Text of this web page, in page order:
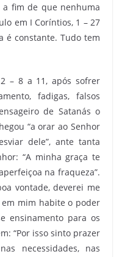
a fim de que nenhuma
em I Coríntios, 1 – 27
é constante. Tudo tem
– 8 a 11, após sofrer
fadigas, falsos
de Satanás o
“a orar ao Senhor
dele”, ante tanta
“A minha graça te
na fraqueza”.
vontade, deverei me
mim habite o poder
ensinamento para os
“Por isso sinto prazer
necessidades, nas